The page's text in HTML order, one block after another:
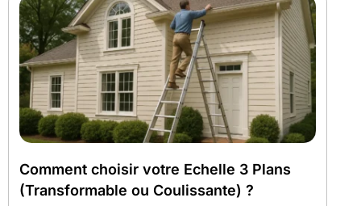
Comment choisir votre Echelle 3 Plans
(Transformable ou Coulissante) ?